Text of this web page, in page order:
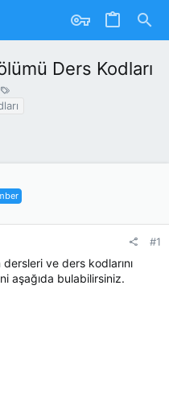
Ders Kodları
a
#1
ve ders kodlarını
aşağıda bulabilirsiniz.